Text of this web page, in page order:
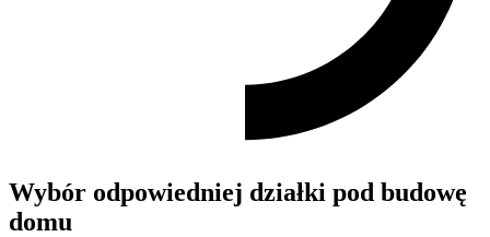
Wybór odpowiedniej działki pod budowę
domu